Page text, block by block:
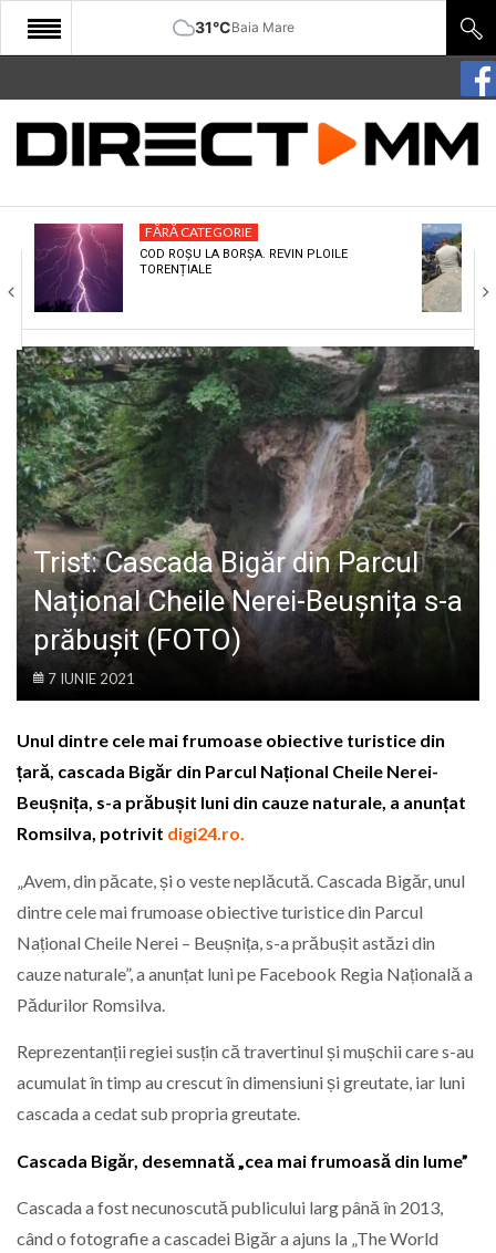
31°CBaia Mare
START
COMUNITATE
CULTURA
ECONOMIE
SANATATE
SPORT
SPECIAL
POLITIC
LIFE
FĂRĂ CATEGORIE
COD ROȘU LA BORȘA. REVIN PLOILE
TORENȚIALE
Trist: Cascada Bigăr din Parcul
Național Cheile Nerei-Beușnița s-a
prăbușit (FOTO)
7 IUNIE 2021
Unul dintre cele mai frumoase obiective turistice din
țară, cascada Bigăr din Parcul Național Cheile Nerei-
Beușnița, s-a prăbușit luni din cauze naturale, a anunțat
Romsilva, potrivit digi24.ro.
„Avem, din păcate, și o veste neplăcută. Cascada Bigăr, unul
dintre cele mai frumoase obiective turistice din Parcul
Național Cheile Nerei – Beușnița, s-a prăbușit astăzi din
cauze naturale”, a anunțat luni pe Facebook Regia Națională a
Pădurilor Romsilva.
Reprezentanții regiei susțin că travertinul și mușchii care s-au
acumulat în timp au crescut în dimensiuni și greutate, iar luni
cascada a cedat sub propria greutate.
Cascada Bigăr, desemnată „cea mai frumoasă din lume”
Cascada a fost necunoscută publicului larg până în 2013,
când o fotografie a cascadei Bigăr a ajuns la „The World